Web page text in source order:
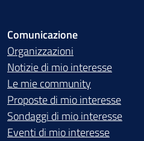
Comunicazione
Organizzazioni
Notizie di mio interesse
Le mie community
Proposte di mio interesse
Sondaggi di mio interesse
Eventi di mio interesse